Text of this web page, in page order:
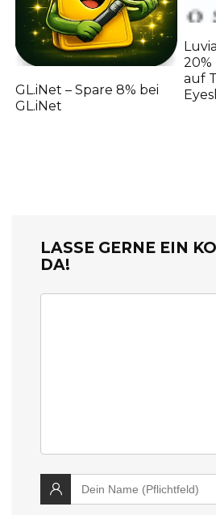
GL.iNet – Spare 8% bei
GL.iNet
20%
auf
LASSE GERNE EIN
DA!